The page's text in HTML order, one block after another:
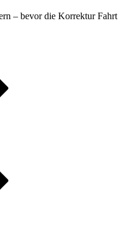
– bevor die Korrektur Fahrt